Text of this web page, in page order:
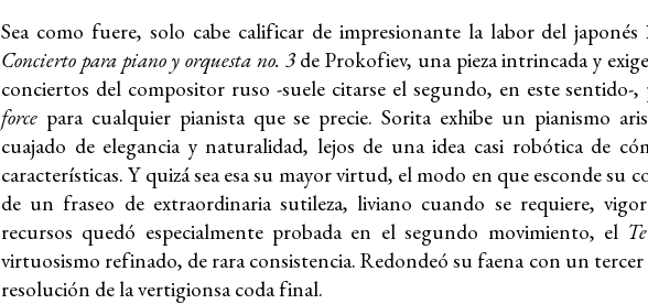
Sea como fuere, solo cabe calificar de impresionante la labor del japonés
Concierto para piano y orquesta no. 3de Prokofiev, una pieza intrincada y
conciertos del compositor ruso -suele citarse el segundo, en este
force para cualquier pianista que se precie. Sorita exhibe un pianismo
cuajado de elegancia y naturalidad, lejos de una idea casi robótica de
características. Y quizá sea esa su mayor virtud, el modo en que esconde su
de un fraseo de extraordinaria sutileza, liviano cuando se requiere,
recursos quedó especialmente probada en el segundo movimiento, el
virtuosismo refinado, de rara consistencia. Redondeó su faena con un
resolución de la vertigionsa coda final.